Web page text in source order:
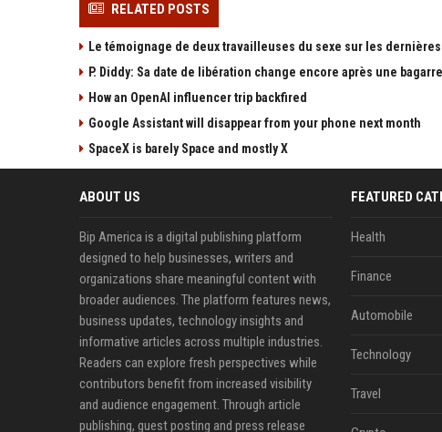
RELATED POSTS
Le témoignage de deux travailleuses du sexe sur les
P. Diddy: Sa date de libération change encore après une bagarre
How an OpenAI influencer trip backfired
Google Assistant will disappear from your phone next month
SpaceX is barely Space and mostly X
ABOUT US
Bip America is a digital publishing platform
designed to help businesses, writers and
organizations share meaningful content with
broader audiences. The platform features news,
business updates, technology insights and
informative articles across multiple industries.
Readers can explore fresh perspectives while
contributors benefit from increased visibility
and audience engagement. Through article
publishing, guest posting and press release
FEATURED
Health
Finance
Automobile
Technology
Travel